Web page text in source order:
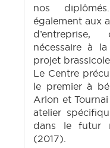
nos
également aux
nécessaire à
projet
Le Centre
le premier à
Arlon et
atelier
dans le futur
(2017).